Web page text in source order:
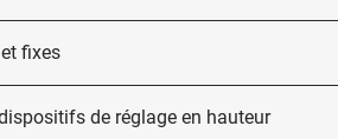
fixes
de réglage en hauteur